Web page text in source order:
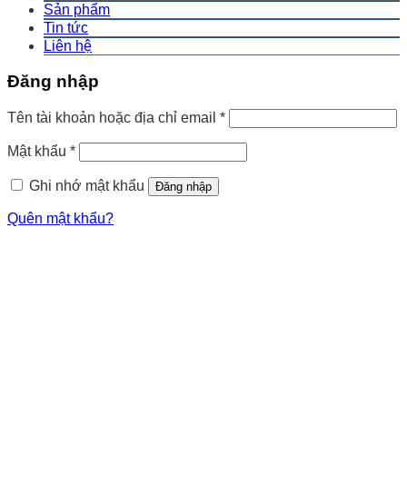
Sản phẩm
Tin tức
Liên hệ
Đăng nhập
Tên tài khoản hoặc địa chỉ email *
Mật khẩu *
Ghi nhớ mật khẩu Đăng nhập
Quên mật khẩu?